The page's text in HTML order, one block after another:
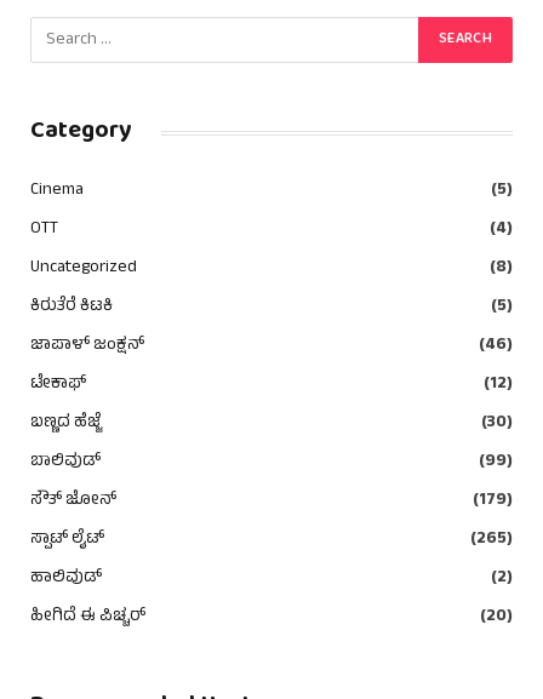
Category
Cinema
(5)
OTT
(4)
Uncategorized
(8)
ಕಿರುತೆರೆ ಕಿಟಕಿ
(5)
ಜಾಪಾಳ್ ಜಂಕ್ಷನ್
(46)
ಟೇಕಾಫ್
(12)
ಬಣ್ಣದ ಹೆಜ್ಜೆ
(30)
ಬಾಲಿವುಡ್
(99)
ಸೌತ್ ಜೋನ್
(179)
ಸ್ಪಾಟ್ ಲೈಟ್
(265)
ಹಾಲಿವುಡ್
(2)
ಹೀಗಿದೆ ಈ ಪಿಚ್ಚರ್
(20)